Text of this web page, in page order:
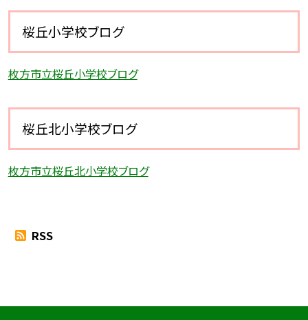
桜丘小学校ブログ
枚方市立桜丘小学校ブログ
桜丘北小学校ブログ
枚方市立桜丘北小学校ブログ
RSS